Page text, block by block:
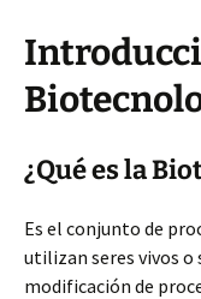
¿Qué es la
Es el conjunto de
utilizan seres vivos o
modificación de